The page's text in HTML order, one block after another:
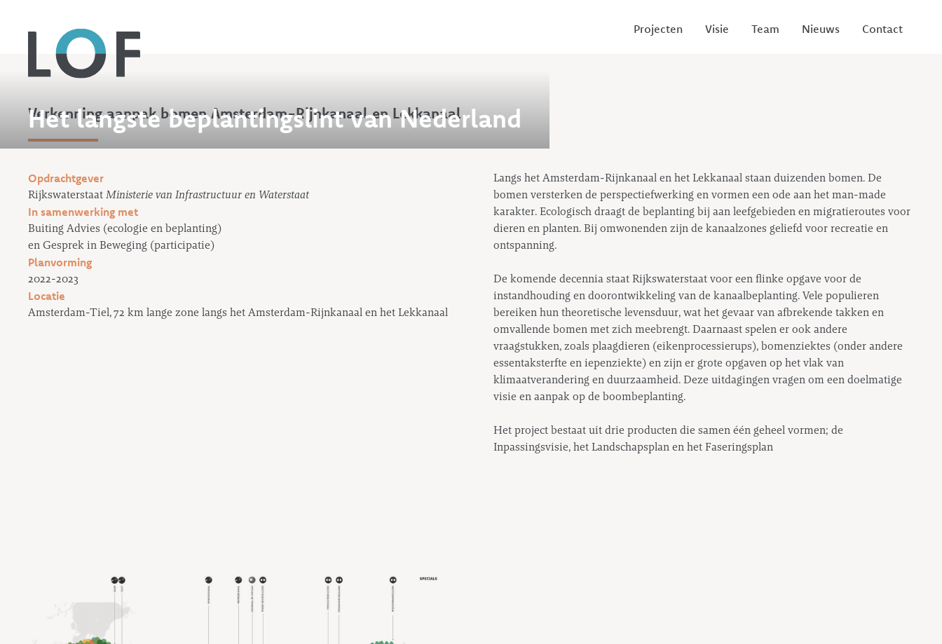
Projecten Visie Team Nieuws Contact
Het langste beplantingslint van Nederland
Verkenning aanpak bomen Amsterdam-Rijnkanaal en Lekkanaal
Opdrachtgever
RijkswaterstaatMinisterie van Infrastructuur en Waterstaat
In samenwerking met
Buiting Advies (ecologie en beplanting)
en Gesprek in Beweging (participatie)
Planvorming
2022-2023
Locatie
Amsterdam-Tiel, 72 km lange zone langs het Amsterdam-Rijnkanaal en het Lekkanaal
Langs het Amsterdam-Rijnkanaal en het Lekkanaal staan duizenden bomen. De
bomen versterken de perspectiefwerking en vormen een ode aan het man-made
karakter. Ecologisch draagt de beplanting bij aan leefgebieden en migratieroutes voor
dieren en planten. Bij omwonenden zijn de kanaalzones geliefd voor recreatie en
ontspanning.
De komende decennia staat Rijkswaterstaat voor een flinke opgave voor de
instandhouding en doorontwikkeling van de kanaalbeplanting. Vele populieren
bereiken hun theoretische levensduur, wat het gevaar van afbrekende takken en
omvallende bomen met zich meebrengt. Daarnaast spelen er ook andere
vraagstukken, zoals plaagdieren (eikenprocessierups), bomenziektes (onder andere
essentaksterfte en iepenziekte) en zijn er grote opgaven op het vlak van
klimaatverandering en duurzaamheid. Deze uitdagingen vragen om een doelmatige
visie en aanpak op de boombeplanting.
Het project bestaat uit drie producten die samen één geheel vormen; de
Inpassingsvisie, het Landschapsplan en het Faseringsplan